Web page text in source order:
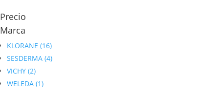
Precio
Marca
KLORANE (16)
SESDERMA (4)
VICHY (2)
WELEDA (1)